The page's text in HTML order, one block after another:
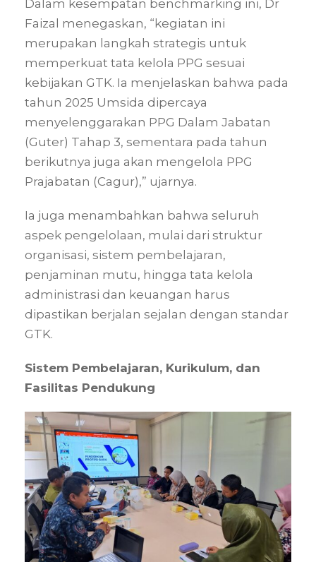
Dalam kesempatan benchmarking ini, Dr
Faizal menegaskan, “kegiatan ini
merupakan langkah strategis untuk
memperkuat tata kelola PPG sesuai
kebijakan GTK. Ia menjelaskan bahwa pada
tahun 2025 Umsida dipercaya
menyelenggarakan PPG Dalam Jabatan
(Guter) Tahap 3, sementara pada tahun
berikutnya juga akan mengelola PPG
Prajabatan (Cagur),” ujarnya.
Ia juga menambahkan bahwa seluruh
aspek pengelolaan, mulai dari struktur
organisasi, sistem pembelajaran,
penjaminan mutu, hingga tata kelola
administrasi dan keuangan harus
dipastikan berjalan sejalan dengan standar
GTK.
Sistem Pembelajaran, Kurikulum, dan
Fasilitas Pendukung